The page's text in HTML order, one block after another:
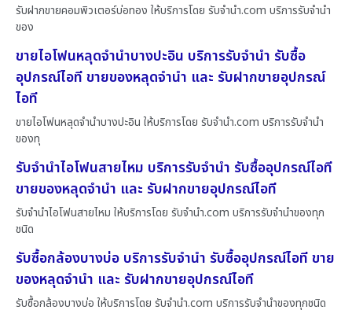
รับฝากขายคอมพิวเตอร์บ่อทอง ให้บริการโดย รับจํานํา.com บริการรับจำนำ
ของ
ขายไอโฟนหลุดจำนำบางปะอิน บริการรับจำนำ รับซื้อ
อุปกรณ์ไอที ขายของหลุดจำนำ และ รับฝากขายอุปกรณ์
ไอที
ขายไอโฟนหลุดจำนำบางปะอิน ให้บริการโดย รับจํานํา.com บริการรับจำนำ
ของทุ
รับจำนำไอโฟนสายไหม บริการรับจำนำ รับซื้ออุปกรณ์ไอที
ขายของหลุดจำนำ และ รับฝากขายอุปกรณ์ไอที
รับจำนำไอโฟนสายไหม ให้บริการโดย รับจํานํา.com บริการรับจำนำของทุก
ชนิด
รับซื้อกล้องบางบ่อ บริการรับจำนำ รับซื้ออุปกรณ์ไอที ขาย
ของหลุดจำนำ และ รับฝากขายอุปกรณ์ไอที
รับซื้อกล้องบางบ่อ ให้บริการโดย รับจํานํา.com บริการรับจำนำของทุกชนิด